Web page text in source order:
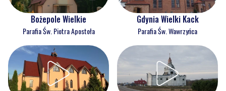
Bożepole Wielkie
Parafia Św. Piotra Apostoła
Gdynia Wielki Kack
Parafia Św. Wawrzyńca